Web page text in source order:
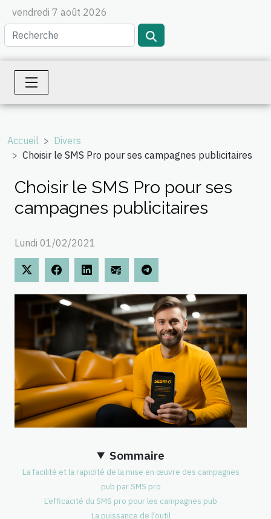
vendredi 7 août 2026
Accueil
Divers
Choisir le SMS Pro pour ses campagnes publicitaires
Choisir le SMS Pro pour ses
campagnes publicitaires
Lundi 01/02/2021
Sommaire
La facilité et la rapidité de la mise en œuvre des campagnes
pub par SMS pro
L’efficacité du SMS pro pour les campagnes pub
La puissance de l'outil